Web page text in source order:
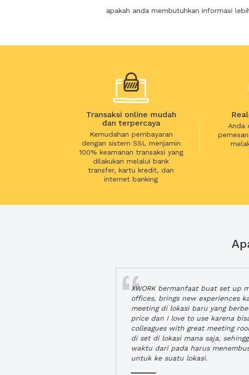
apakah anda membutuhkan informasi
Transaksi online mudah
dan terpercaya
Kemudahan pembayaran
dengan sistem SSL menjamin
100% keamanan transaksi yang
dilakukan melalui bank
transfer, kartu kredit, dan
internet banking
Anda
XWORK bermanfaat buat set up
offices, brings new experiences
meeting di lokasi baru yang
price dan I love to use karena
colleagues with great meeting
di set di lokasi mana saja,
waktu dari pada harus
untuk ke suatu lokasi.